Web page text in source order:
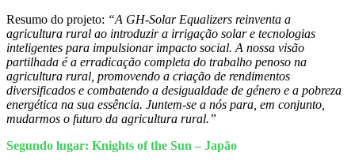
Resumo do projeto: “A GH-Solar Equalizers reinventa a
agricultura rural ao introduzir a irrigação solar e tecnologias
inteligentes para impulsionar impacto social. A nossa visão
partilhada é a erradicação completa do trabalho penoso na
agricultura rural, promovendo a criação de rendimentos
diversificados e combatendo a desigualdade de género e a pobreza
energética na sua essência. Juntem-se a nós para, em conjunto,
mudarmos o futuro da agricultura rural.”
Segundo lugar: Knights of the Sun – Japão